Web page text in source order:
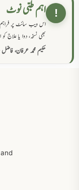
! اہم طبی نوٹ
اس ویب سائٹ پر فراہم
بھی نسخہ، دوا یا
حکیم محمد عرفان،